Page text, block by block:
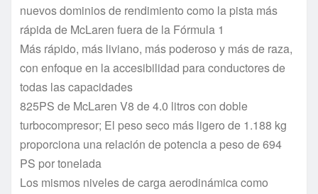
nuevos dominios de rendimiento como la pista más
rápida de McLaren fuera de la Fórmula 1
Más rápido, más liviano, más poderoso y más de raza,
con enfoque en la accesibilidad para conductores de
todas las capacidades
825PS de McLaren V8 de 4.0 litros con doble
turbocompresor; El peso seco más ligero de 1.188 kg
proporciona una relación de potencia a peso de 694
PS por tonelada
Los mismos niveles de carga aerodinámica como